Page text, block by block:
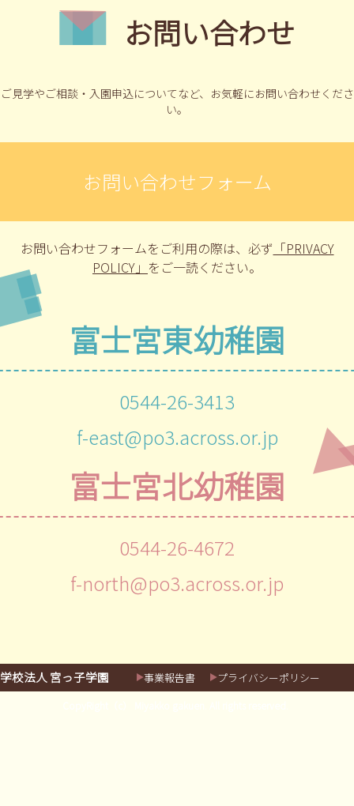
お問い合わせ
ご見学やご相談・入園申込についてなど、 お気軽にお問い合わせくださ
い。
お問い合わせフォーム
お問い合わせフォームをご利用の際は、 必ず 「PRIVACY
POLICY」 をご一読ください。
富士宮東幼稚園
0544-26-3413
f-east@po3.across.or.jp
富士宮北幼稚園
0544-26-4672
f-north@po3.across.or.jp
学校法人 宮っ子学園 事業報告書 プライバシーポリシー